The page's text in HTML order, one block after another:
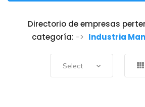
Directorio de empresas
categoría: -> Industria
Select